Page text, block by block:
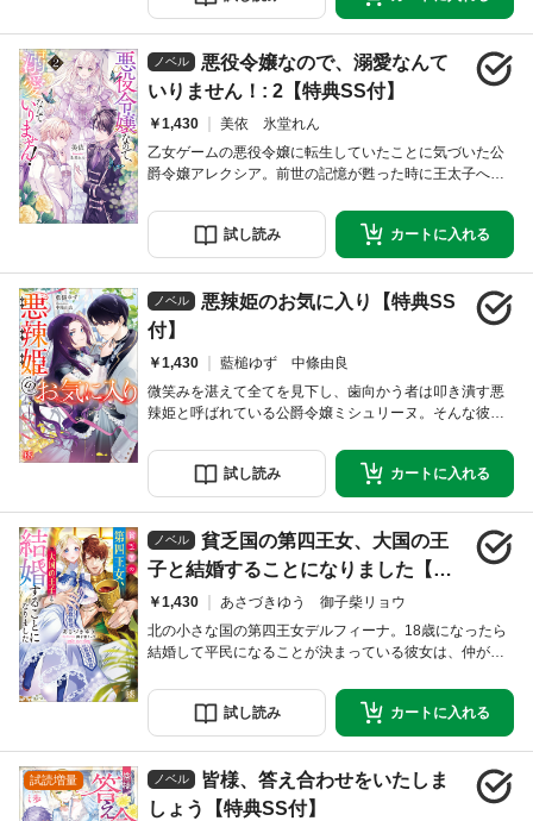
皆の《最高の幸福な結末》の為、本来の運命の流れのま
ラスボス女王の物語最新第13弾！ 書き下ろし番外編を
ノベル
悪役令嬢なので、溺愛なんて
いりません！: 2【特典SS付】
￥1,430
美依 氷堂れん
乙女ゲームの悪役令嬢に転生していたことに気づいた公
爵令嬢アレクシア。前世の記憶が甦った時に王太子への
た。あとは優雅なおひとり様まっしぐら！ のはずだっ
たのに、ゲームのヒロインが登場したり攻略対象者が距
離を詰めてきたり、あげくには聖女認定され……。予定
にか愛されまくりの悪役令嬢の溺愛ラブコメディ、待
試し読み カートに入れる
ノベル
悪辣姫のお気に入り【特典SS
付】
￥1,430
藍槌ゆず 中條由良
微笑みを湛えて全てを見下し、歯向かう者は叩き潰す悪
辣姫と呼ばれている公爵令嬢ミシュリーヌ。そんな彼女
せいで悪辣姫の従者だと勘違いされている。だからこ
そ、天才と名高い男爵令嬢ノエルに婚約破棄を賭けて決
闘を申し込まれても、何かの間違いだろうと傍観してい
しまい!? 私と婚約者の仲を切り裂く者には容赦しない
試し読み カートに入れる
ノベル
貧乏国の第四王女、大国の王
子と結婚することになりました【特
典SS付】
￥1,430
あさづきゆう 御子柴リョウ
北の小さな国の第四王女デルフィーナ。18歳になったら
結婚して平民になることが決まっている彼女は、仲が良
ころがある日、大陸の南に位置する大国の第二王子クラ
ウディオから求婚される。抜群の容姿と魔力に恵まれた
大国の王子がなんで私なんかを!? 平民になるつもりで
がこの婚姻を拒めるはずもなく、しぶしぶ嫁いだ先
試し読み カートに入れる
試読増量 ノベル
皆様、答え合わせをいたしま
しょう【特典SS付】